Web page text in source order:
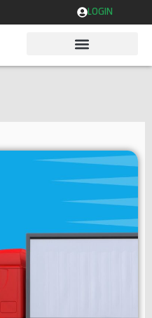
LOGIN